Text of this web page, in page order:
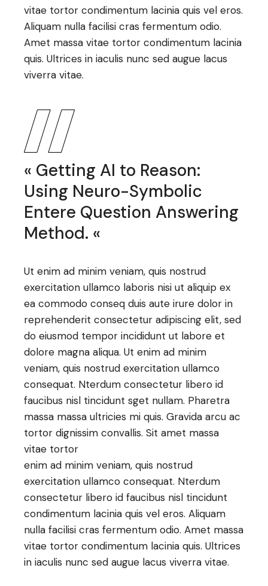
vitae tortor condimentum lacinia quis vel eros.
Aliquam nulla facilisi cras fermentum odio.
Amet massa vitae tortor condimentum lacinia
quis. Ultrices in iaculis nunc sed augue lacus
viverra vitae.
« Getting AI to Reason:
Using Neuro-Symbolic
Entere Question Answering
Method. «
Ut enim ad minim veniam, quis nostrud
exercitation ullamco laboris nisi ut aliquip ex
ea commodo conseq duis aute irure dolor in
reprehenderit consectetur adipiscing elit, sed
do eiusmod tempor incididunt ut labore et
dolore magna aliqua. Ut enim ad minim
veniam, quis nostrud exercitation ullamco
consequat. Nterdum consectetur libero id
faucibus nisl tincidunt sget nullam. Pharetra
massa massa ultricies mi quis. Gravida arcu ac
tortor dignissim convallis. Sit amet massa
vitae tortor
enim ad minim veniam, quis nostrud
exercitation ullamco consequat. Nterdum
consectetur libero id faucibus nisl tincidunt
condimentum lacinia quis vel eros. Aliquam
nulla facilisi cras fermentum odio. Amet massa
vitae tortor condimentum lacinia quis. Ultrices
in iaculis nunc sed augue lacus viverra vitae.